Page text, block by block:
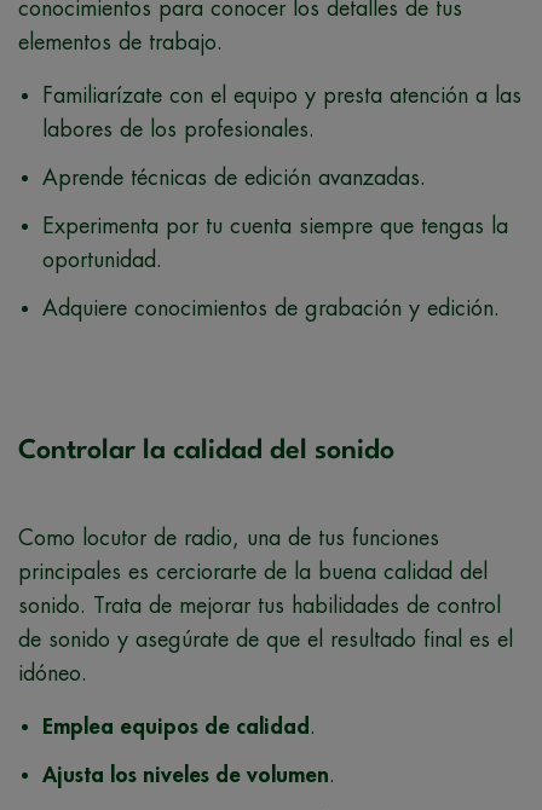
conocimientos para conocer los detalles de tus
elementos de trabajo.
Familiarízate con el equipo y presta atención a las
labores de los profesionales.
Aprende técnicas de edición avanzadas.
Experimenta por tu cuenta siempre que tengas la
oportunidad.
Adquiere conocimientos de grabación y edición.
Controlar la calidad del sonido
Como locutor de radio, una de tus funciones
principales es cerciorarte de la buena calidad del
sonido. Trata de mejorar tus habilidades de control
de sonido y asegúrate de que el resultado final es el
idóneo.
Emplea equipos de calidad
Ajusta los niveles de volumen